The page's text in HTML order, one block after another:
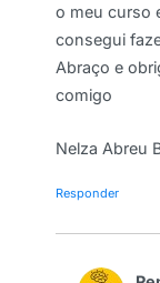
o meu curso
consegui
Abraço e
comigo
Nelza Abreu
Responder